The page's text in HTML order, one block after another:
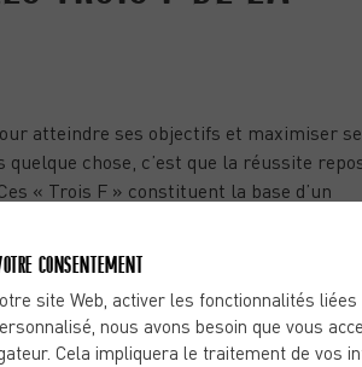
atteindre ses objectifs et maximiser
chose, c’est que la réussite
« Trois F » constituent la base d’un
ils mènent à une amélioration
Voyons ensemble comment ces
s’agit de fitness. Elle ne se limite pas
CONSENTEMENT
site Web, activer les fonctionnalités liées
nous avons besoin que vous
Cela impliquera le traitement de vos